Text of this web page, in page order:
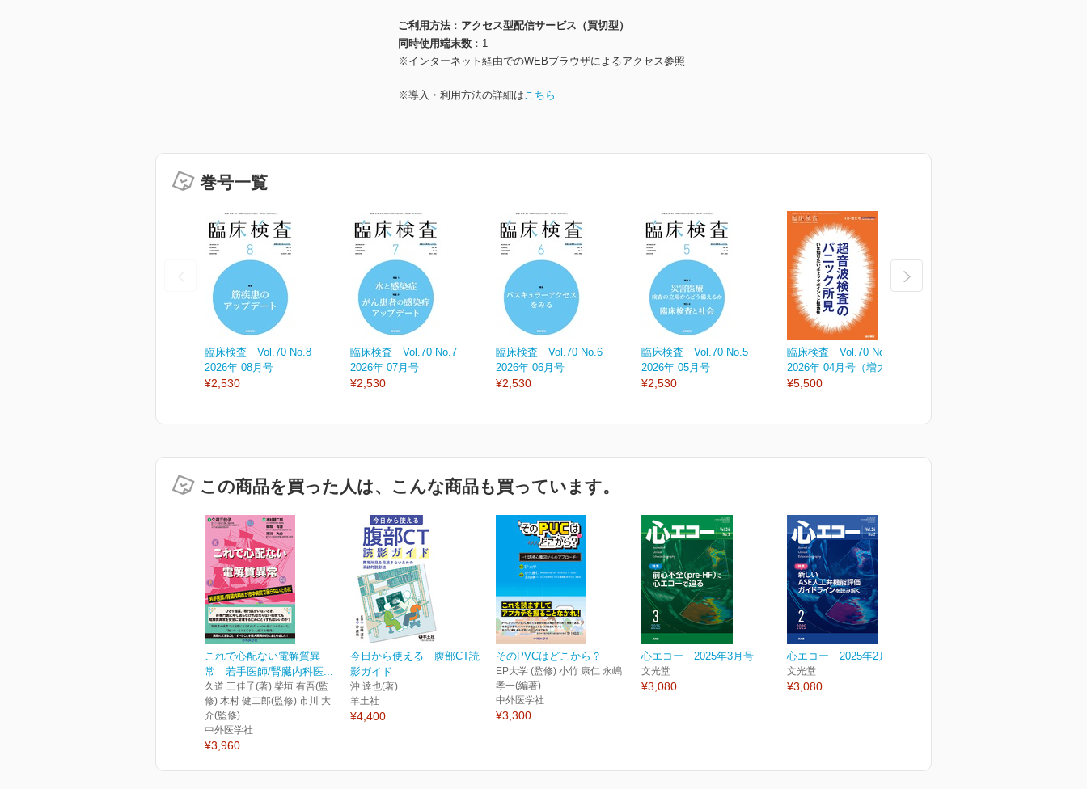
ご利用方法
アクセス型配信サービス（買切型）
同時使用端末数
1
※インターネット経由でのWEBブラウザによるアクセス参照
※導入・利用方法の詳細はこちら
巻号一覧
臨床検査 Vol.70 No.8
2026年 08月号
¥2,530
臨床検査 Vol.70 No.7
2026年 07月号
¥2,530
臨床検査 Vol.70 No.6
2026年 06月号
¥2,530
臨床検査 Vol.70 No.5
2026年 05月号
¥2,530
臨床検査 Vol.70 No.4
2026年 04月号（増大号）
¥5,500
この商品を買った人は、こんな商品も買っています。
これで心配ない電解質異
常 若手医師/腎臓内科医...
久道 三佳子(著) 柴垣 有吾(監
修) 木村 健二郎(監修) 市川 大
介(監修)
中外医学社
¥3,960
今日から使える 腹部CT読
影ガイド
沖 達也(著)
羊土社
¥4,400
そのPVCはどこから？
EP大学 (監修) 小竹 康仁 永嶋
孝一(編著)
中外医学社
¥3,300
心エコー 2025年3月号
文光堂
¥3,080
心エコー 2025年2月号
文光堂
¥3,080